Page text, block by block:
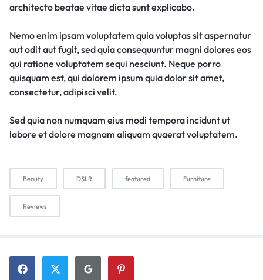
architecto beatae vitae dicta sunt explicabo.
Nemo enim ipsam voluptatem quia voluptas sit aspernatur
aut odit aut fugit, sed quia consequuntur magni dolores eos
qui ratione voluptatem sequi nesciunt. Neque porro
quisquam est, qui dolorem ipsum quia dolor sit amet,
consectetur, adipisci velit.
Sed quia non numquam eius modi tempora incidunt ut
labore et dolore magnam aliquam quaerat voluptatem.
Beauty DSLR featured Furniture
Reviews